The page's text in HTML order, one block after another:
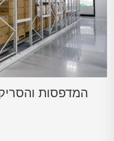
המדפסות